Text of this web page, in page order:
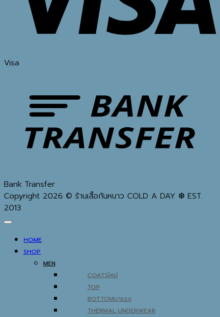
Visa
Bank Transfer
Copyright 2026 © ร้านเสื้อกันหนาว COLD A DAY ❆ EST.
2013
HOME
SHOP
MEN
COATS
TOP
BOTTOM
THERMAL UNDERWEAR